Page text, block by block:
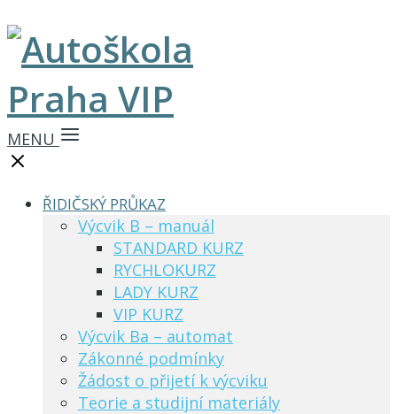
MENU
ŘIDIČSKÝ PRŮKAZ
Výcvik B – manuál
STANDARD KURZ
RYCHLOKURZ
LADY KURZ
VIP KURZ
Výcvik Ba – automat
Zákonné podmínky
Žádost o přijetí k výcviku
Teorie a studijní materiály